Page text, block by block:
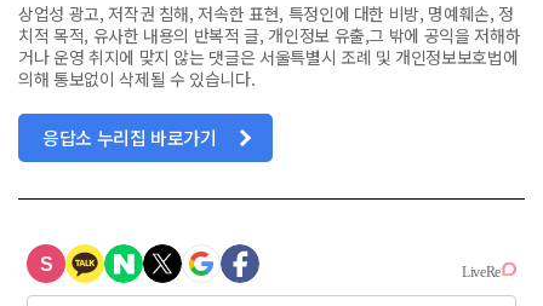
상업성 광고, 저작권 침해, 저속한 표현, 특정인에 대한 비방, 명예훼손, 정
치적 목적, 유사한 내용의 반복적 글, 개인정보 유출,그 밖에 공익을 저해하
거나 운영 취지에 맞지 않는 댓글은 서울특별시 조례 및 개인정보보호법에
의해 통보없이 삭제될 수 있습니다.
응답소 누리집 바로가기